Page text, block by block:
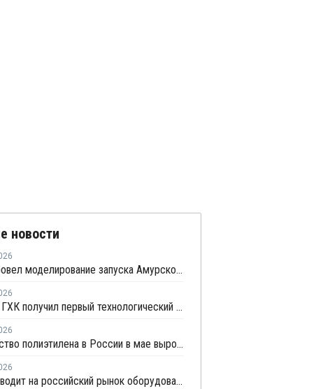
новости
СИБУР провел моделирование запуска Амурского ГХК
Амурский ГХК получил первый технологический расплав на производстве полиэтилена
Производство полиэтилена в России в мае выросло на 24,6%
АВЕКС выводит на российский рынок оборудование для рециклинга Avian Machinery